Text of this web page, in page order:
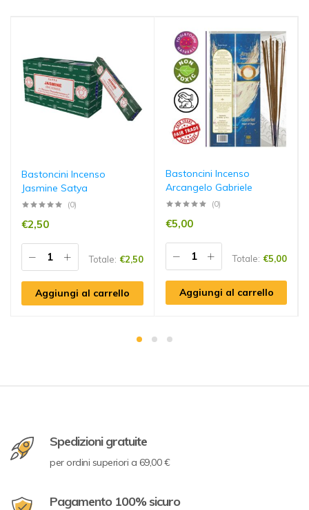
Bastoncini Incenso
Jasmine Satya
(0)
€2,50
Totale: €2,50
Aggiungi al carrello
Bastoncini Incenso
Arcangelo Gabriele
(0)
€5,00
Totale: €5,00
Aggiungi al carrello
Spedizioni gratuite
per ordini superiori a 69,00 €
Pagamento 100% sicuro